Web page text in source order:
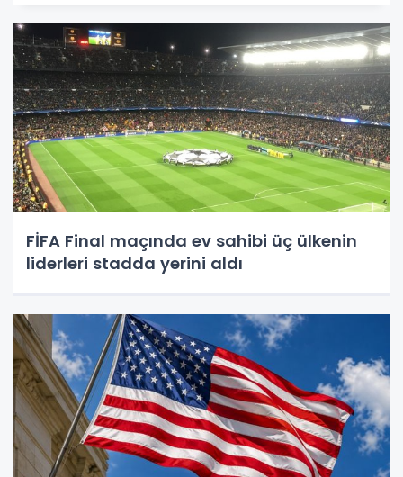
FİFA Final maçında ev sahibi üç ülkenin
liderleri stadda yerini aldı